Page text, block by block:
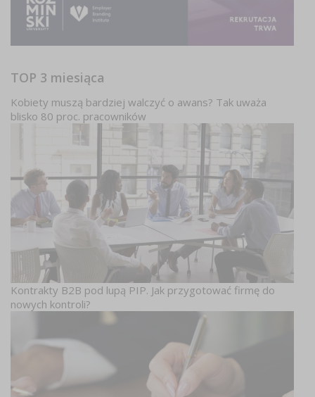
TOP 3 miesiąca
Kobiety muszą bardziej walczyć o awans? Tak uważa
blisko 80 proc. pracowników
Kontrakty B2B pod lupą PIP. Jak przygotować firmę do
nowych kontroli?